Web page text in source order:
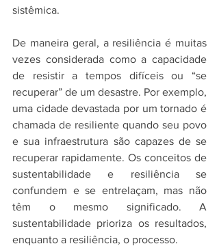
sistêmica.
De maneira geral, a resiliência é muitas
vezes considerada como a capacidade
de resistir a tempos difíceis ou “se
recuperar” de um desastre. Por exemplo,
uma cidade devastada por um tornado é
chamada de resiliente quando seu povo
e sua infraestrutura são capazes de se
recuperar rapidamente. Os conceitos de
sustentabilidade e resiliência se
confundem e se entrelaçam, mas não
têm o mesmo significado. A
sustentabilidade prioriza os resultados,
enquanto a resiliência, o processo.